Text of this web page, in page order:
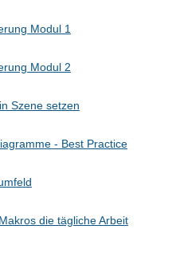
Modul 1
Modul 2
Szene setzen
- Best Practice
die tägliche Arbeit